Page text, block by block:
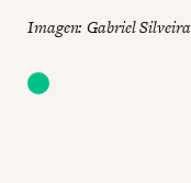
Imagen: Gabriel Silveira